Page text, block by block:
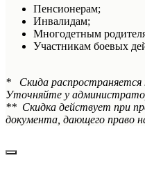
Пенсионерам;
Инвалидам;
Многодетным
Участникам боевых
* Скида распространяется
Уточняйте у
** Скидка действует при
документа, дающего право